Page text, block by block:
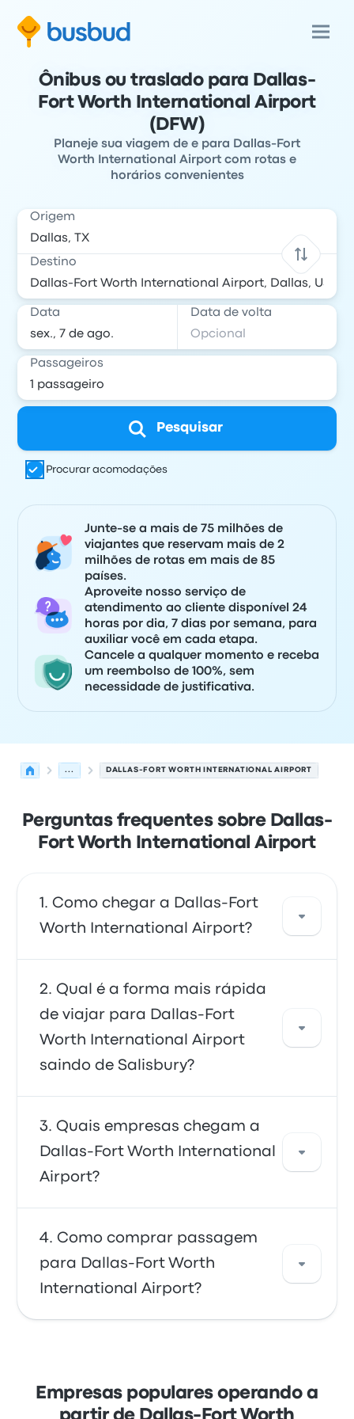
Ônibus ou traslado para Dallas-
Fort Worth International Airport
(DFW)
Planeje sua viagem de e para Dallas-Fort
Worth International Airport com rotas e
horários convenientes
Origem
Destino
Data Data de volta
Passageiros
Pesquisar
Procurar acomodações
Junte-se a mais de 75 milhões de
viajantes que reservam mais de 2
milhões de rotas em mais de 85
países.
Aproveite nosso serviço de
atendimento ao cliente disponível 24
horas por dia, 7 dias por semana, para
auxiliar você em cada etapa.
Cancele a qualquer momento e receba
um reembolso de 100%, sem
necessidade de justificativa.
... DALLAS-FORT WORTH INTERNATIONAL AIRPORT
Perguntas frequentes sobre Dallas-
Fort Worth International Airport
Como chegar a Dallas-Fort
Worth International Airport?
Você pode pegar o ônibus, que dá acesso
direto ao aeroporto. Você também pode
pegar um táxi ou usar um serviço de
compartilhamento de corridas.
Qual é a forma mais rápida
de viajar para Dallas-Fort
Worth International Airport
saindo de Salisbury?
O meio mais rápido de ir e voltar de Dallas-
Fort Worth International Airport é de ônibus -
um transporte conveniente para os terminais
do aeroporto. Os ônibus são baratos,
Quais empresas chegam a
Dallas-Fort Worth International
Airport?
Para chegar a Dallas-Fort Worth
International Airport, você pode viajar com
FlixBus ou RedCoach. As empresas oferecem
553 viagens diárias; os primeiros ônibus
Como comprar passagem
para Dallas-Fort Worth
International Airport?
os principais cartões de crédito, como
Mastercard, Visa, Amex e outros, bem como
Empresas populares operando a
partir de Dallas-Fort Worth